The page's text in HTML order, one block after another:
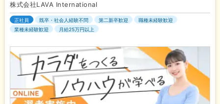
株式会社LAVA International
正社員 既卒・社会人経験不問 第二新卒歓迎
職種未経験歓迎
業種未経験歓迎
月給25万円以上